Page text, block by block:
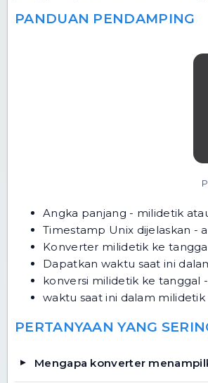
PANDUAN PENDAMPING
Angka panjang - milidetik
Timestamp Unix dijelaskan -
Konverter milidetik ke
Dapatkan waktu saat ini
konversi milidetik ke tanggal
waktu saat ini dalam milidetik
PERTANYAAN YANG
Mengapa konverter